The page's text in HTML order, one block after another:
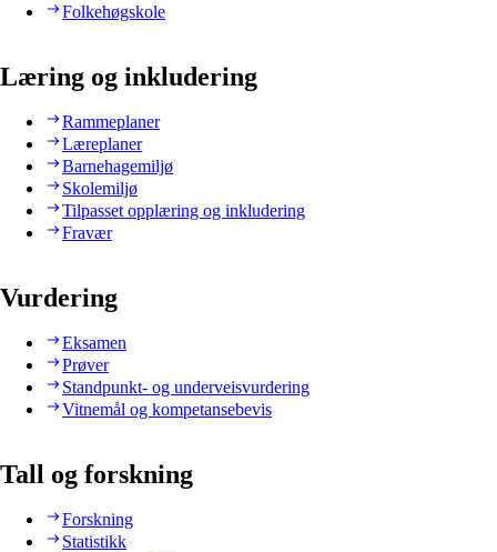
Folkehøgskole
Læring og inkludering
Rammeplaner
Læreplaner
Barnehagemiljø
Skolemiljø
Tilpasset opplæring og inkludering
Fravær
Vurdering
Eksamen
Prøver
Standpunkt- og underveisvurdering
Vitnemål og kompetansebevis
Tall og forskning
Forskning
Statistikk